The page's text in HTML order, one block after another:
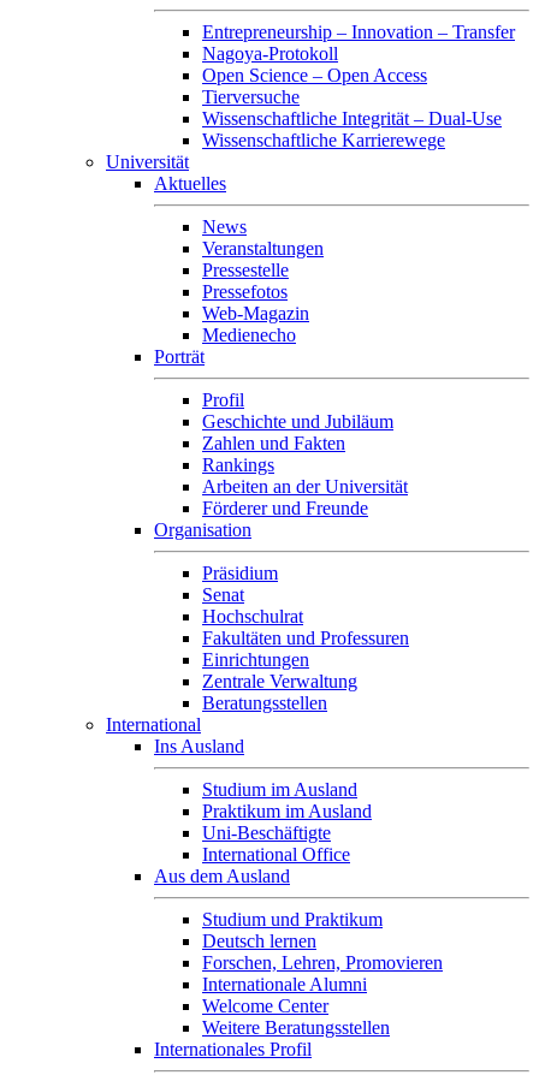
Entrepreneurship – Innovation – Transfer
Nagoya-Protokoll
Open Science – Open Access
Tierversuche
Wissenschaftliche Integrität – Dual-Use
Wissenschaftliche Karrierewege
Universität
Aktuelles
News
Veranstaltungen
Pressestelle
Pressefotos
Web-Magazin
Medienecho
Porträt
Profil
Geschichte und Jubiläum
Zahlen und Fakten
Rankings
Arbeiten an der Universität
Förderer und Freunde
Organisation
Präsidium
Senat
Hochschulrat
Fakultäten und Professuren
Einrichtungen
Zentrale Verwaltung
Beratungsstellen
International
Ins Ausland
Studium im Ausland
Praktikum im Ausland
Uni-Beschäftigte
International Office
Aus dem Ausland
Studium und Praktikum
Deutsch lernen
Forschen, Lehren, Promovieren
Internationale Alumni
Welcome Center
Weitere Beratungsstellen
Internationales Profil